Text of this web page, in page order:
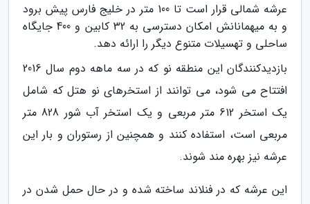
عرشه شمالی قرار است تا 100 متر در خلیج فارس پیش برود
و به میهمانانش امکان دسترسی به 32 کابین و 400 جایگاه
ساحلی و تهسیلات متنوع دیگر را ارائه دهد.
بازدیدکنندگان این منطقه نو که در سه ماهه دوم سال 2016
افتتاح می شود، می توانند از استخرهای نو هتل که شامل
یک استخر 612 متر مربعی و یک استخر آب شور 828 متر
مربعی است، استفاده کنند و همچنین از رستوران و بار این
عرشه نیز بهره مند شوند.
این عرشه که در فنلاند ساخته شده و در حال حمل شدن در